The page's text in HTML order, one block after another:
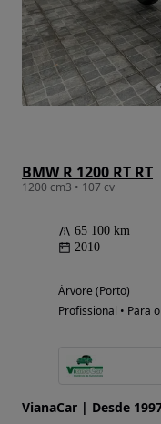
BMW R 1200 RT RT
1200 cm3 • 107 cv
65 100 km
2010
Árvore (Porto)
Profissional • Para
VianaCar | Desde